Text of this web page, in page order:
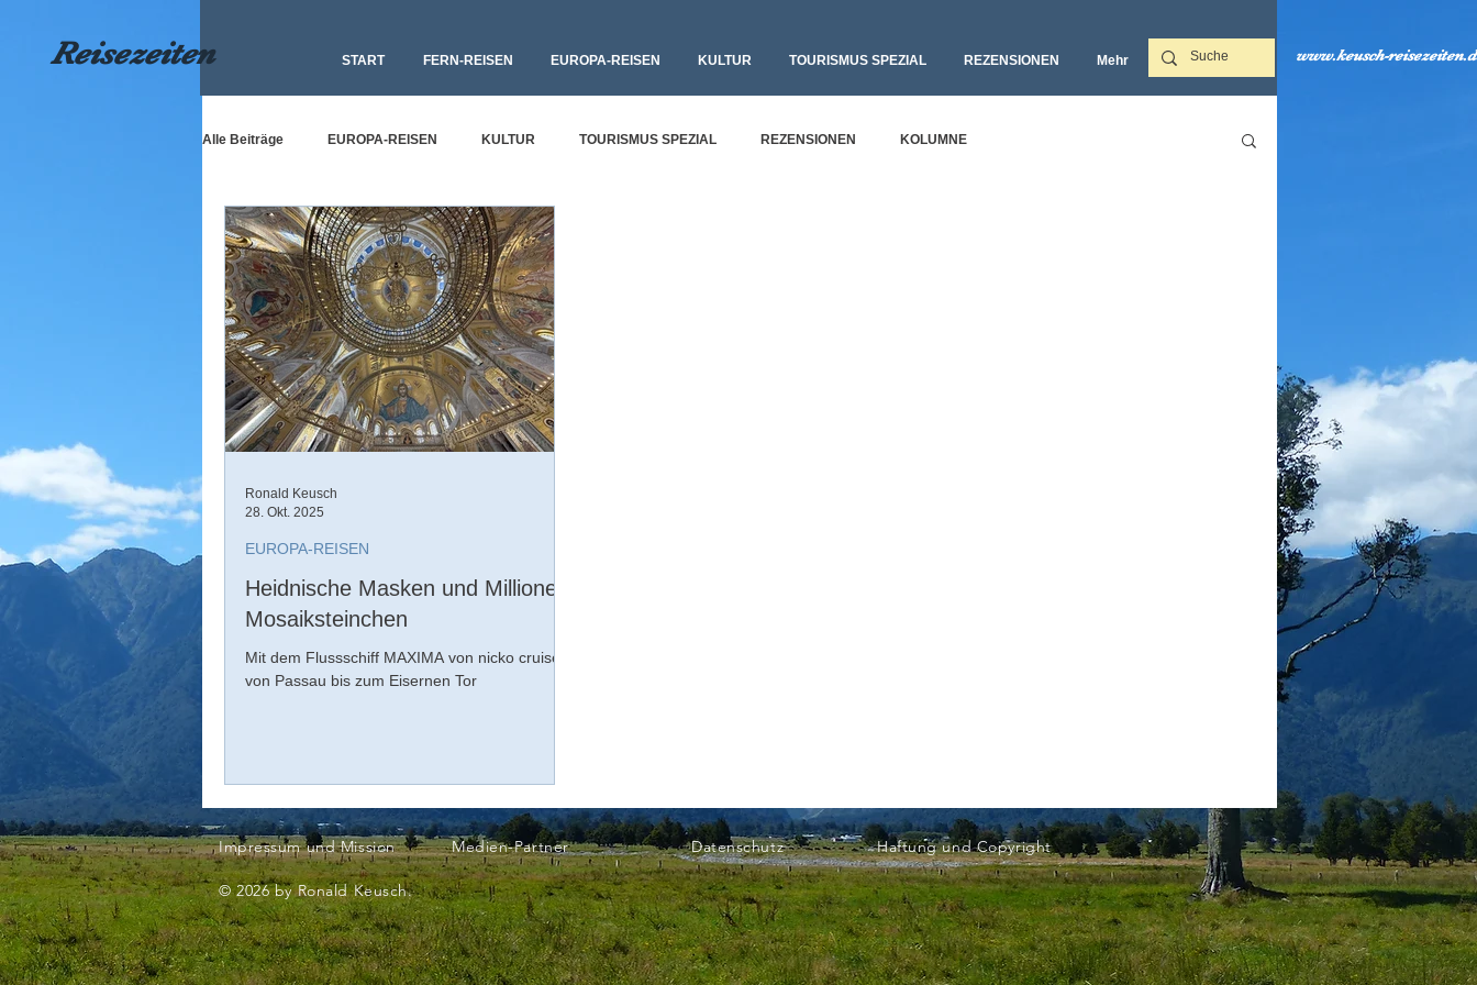
Reisezeiten START FERN-REISEN EUROPA-REISEN KULTUR TOURISMUS SPEZIAL REZENSIONEN Mehr‎ www.keusch-
Alle Beiträge EUROPA-REISEN KULTUR TOURISMUS SPEZIAL REZENSIONEN KOLUMNE
Heidnische Masken und Millionen
Mosaiksteinchen
Mit dem Flussschiff MAXIMA von nicko cruises
von Passau bis zum Eisernen Tor
EUROPA-REISEN
Ronald Keusch
28. Okt. 2025
Impressum und Mission Medien-Partner Datenschutz Haftung und Copyright
© 2026 by Ronald Keusch.